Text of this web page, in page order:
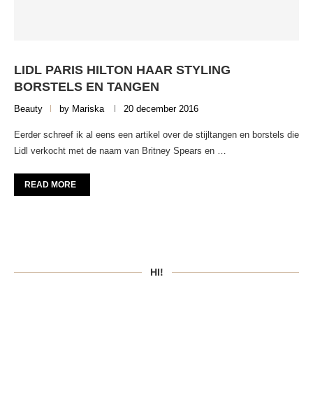
LIDL PARIS HILTON HAAR STYLING
BORSTELS EN TANGEN
Beauty by Mariska 20 december 2016
Eerder schreef ik al eens een artikel over de stijltangen en borstels die
Lidl verkocht met de naam van Britney Spears en …
READ MORE
HI!